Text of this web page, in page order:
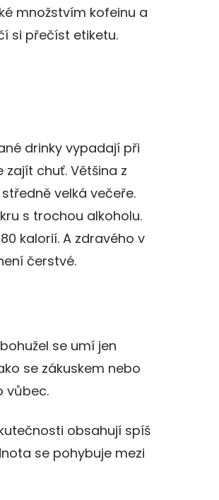
množstvím kofeinu a
si přečíst etiketu.
drinky vypadají při
zajít chuť. Většina z
velká večeře.
s trochou alkoholu.
kalorií. A zdravého v
čerstvé.
se umí jen
se zákuskem nebo
vůbec.
obsahují spíš
se pohybuje mezi